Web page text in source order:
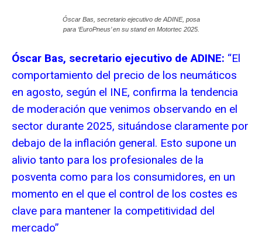
Óscar Bas, secretario ejecutivo de ADINE, posa
para ‘EuroPneus’ en su stand en Motortec 2025.
Óscar Bas, secretario ejecutivo de ADINE: “El
comportamiento del precio de los neumáticos
en agosto, según el INE, confirma la tendencia
de moderación que venimos observando en el
sector durante 2025, situándose claramente por
debajo de la inflación general. Esto supone un
alivio tanto para los profesionales de la
posventa como para los consumidores, en un
momento en el que el control de los costes es
clave para mantener la competitividad del
mercado”